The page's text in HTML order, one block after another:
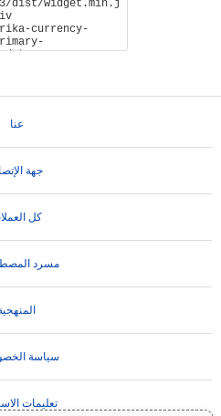
عنا
جهة
كل
مسرد
سياسة
تعليمات